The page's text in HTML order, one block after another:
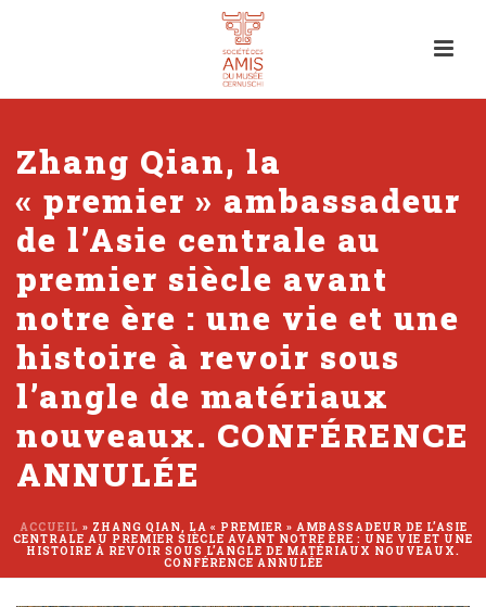
Zhang Qian, la
« premier » ambassadeur
de l’Asie centrale au
premier siècle avant
notre ère : une vie et une
histoire à revoir sous
l’angle de matériaux
nouveaux. CONFÉRENCE
ANNULÉE
ACCUEIL » ZHANG QIAN, LA « PREMIER » AMBASSADEUR DE L’ASIE
CENTRALE AU PREMIER SIÈCLE AVANT NOTRE ÈRE : UNE VIE ET UNE
HISTOIRE À REVOIR SOUS L’ANGLE DE MATÉRIAUX NOUVEAUX.
CONFÉRENCE ANNULÉE